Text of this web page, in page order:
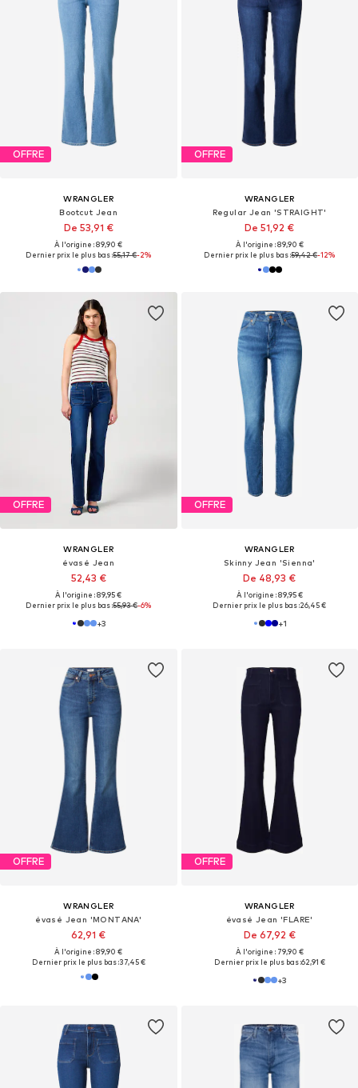
OFFRE
WRANGLER
Bootcut Jean
De 53,91 €
À l'origine : 89,90 €
Dernier prix le plus bas :55,17 €-2%
OFFRE
WRANGLER
Regular Jean 'STRAIGHT'
De 51,92 €
À l'origine : 89,90 €
Dernier prix le plus bas :59,42 €-12%
OFFRE
WRANGLER
évasé Jean
52,43 €
À l'origine : 89,95 €
Dernier prix le plus bas :55,93 €-6%
+3
OFFRE
WRANGLER
Skinny Jean 'Sienna'
De 48,93 €
À l'origine : 89,95 €
Dernier prix le plus bas :26,45 €
+1
OFFRE
WRANGLER
évasé Jean 'MONTANA'
62,91 €
À l'origine : 89,90 €
Dernier prix le plus bas :37,45 €
OFFRE
WRANGLER
évasé Jean 'FLARE'
De 67,92 €
À l'origine : 79,90 €
Dernier prix le plus bas :62,91 €
+3